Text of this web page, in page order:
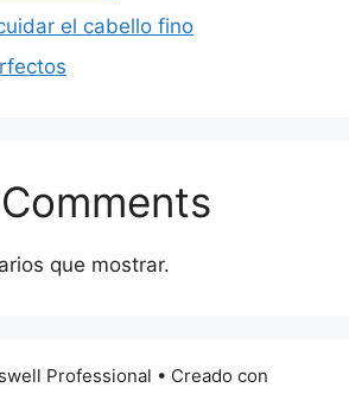
el cabello fino
que mostrar.
Professional • Creado con